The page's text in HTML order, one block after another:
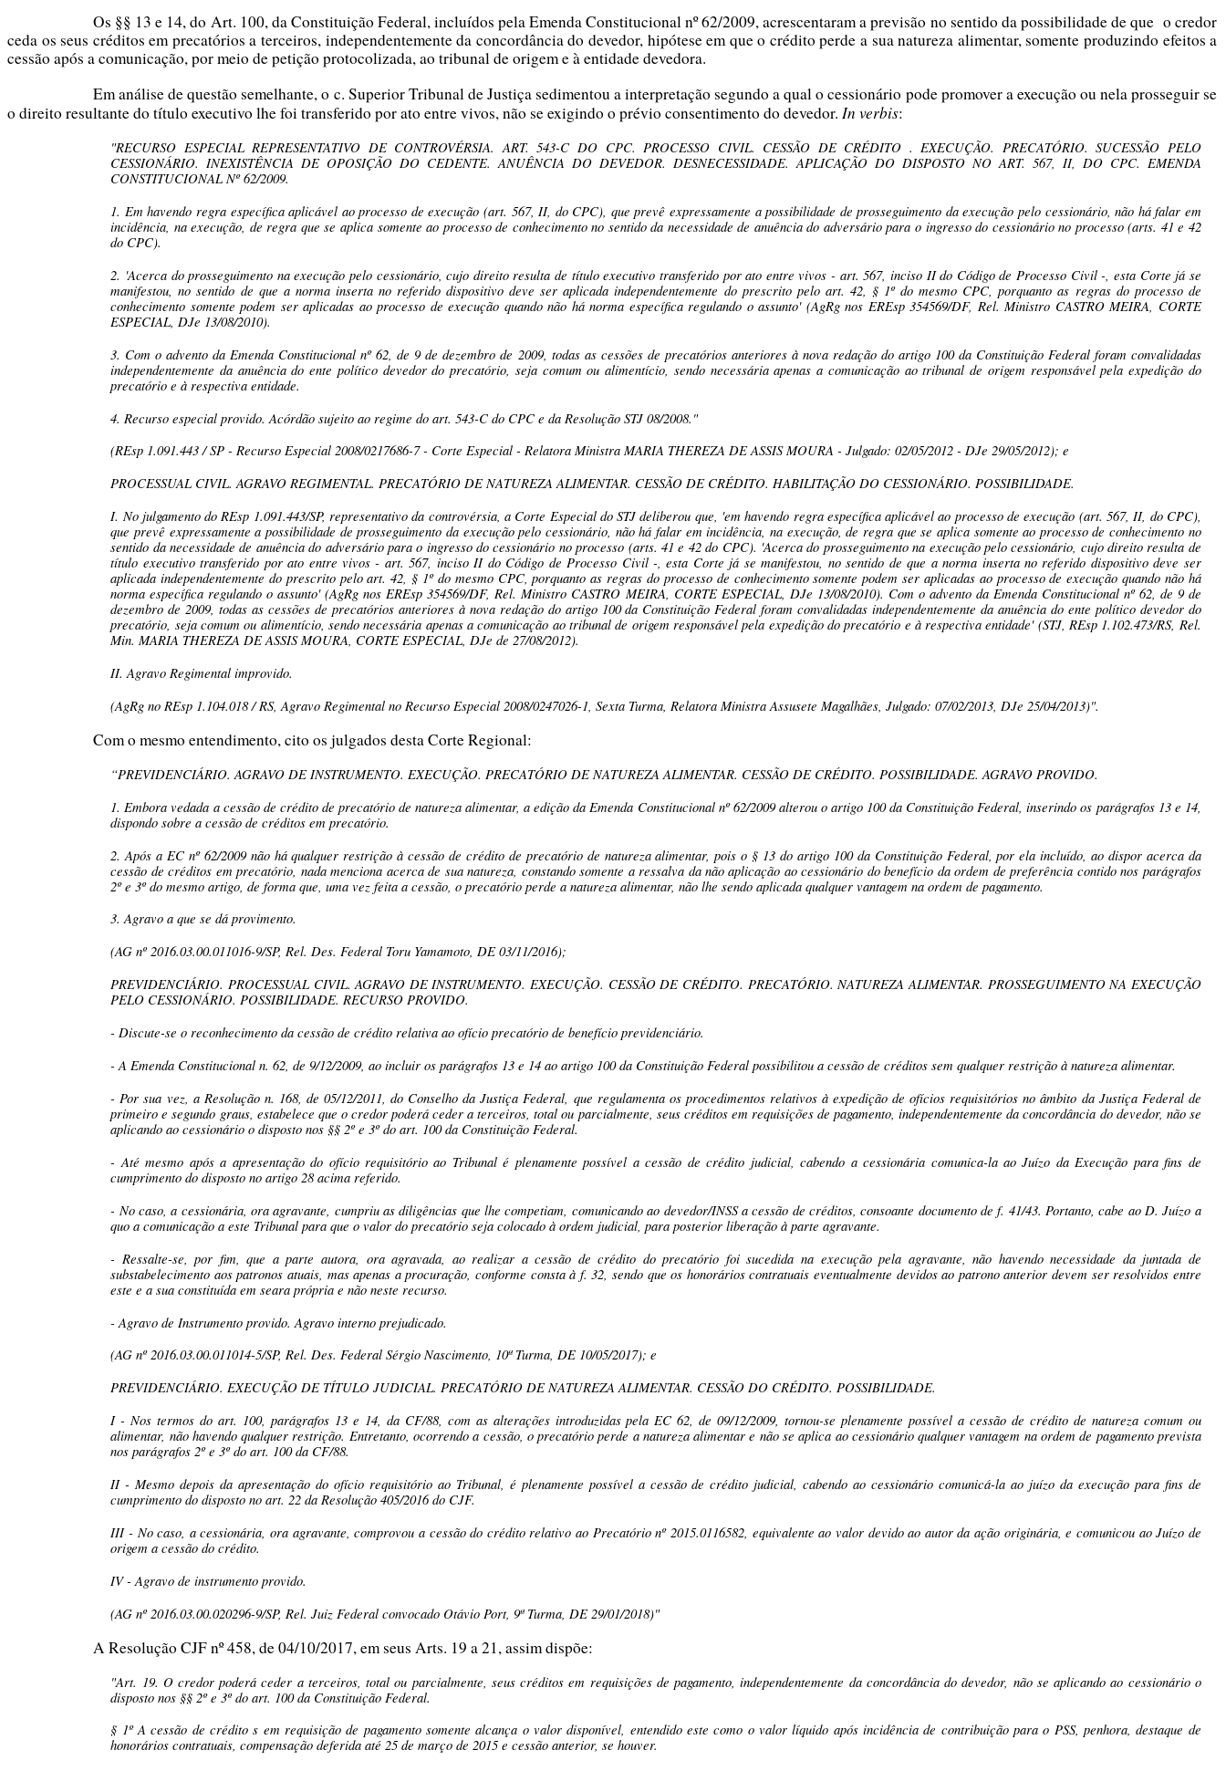
Os §§ 13 e 14, do Art. 100, da Constituição Federal, incluídos pela Emenda Constitucional nº 62/2009, acrescentaram a previsão no sentido da possibilidade de que o credor
ceda os seus créditos em precatórios a terceiros, independentemente da concordância do devedor, hipótese em que o crédito perde a sua natureza alimentar, somente produzindo efeitos a
cessão após a comunicação, por meio de petição protocolizada, ao tribunal de origem e à entidade devedora.
Em análise de questão semelhante, o c. Superior Tribunal de Justiça sedimentou a interpretação segundo a qual o cessionário pode promover a execução ou nela prosseguir se
o direito resultante do título executivo lhe foi transferido por ato entre vivos, não se exigindo o prévio consentimento do devedor. In verbis:
"RECURSO ESPECIAL REPRESENTATIVO DE CONTROVÉRSIA. ART. 543-C DO CPC. PROCESSO CIVIL. CESSÃO DE CRÉDITO . EXECUÇÃO. PRECATÓRIO. SUCESSÃO PELO
CESSIONÁRIO. INEXISTÊNCIA DE OPOSIÇÃO DO CEDENTE. ANUÊNCIA DO DEVEDOR. DESNECESSIDADE. APLICAÇÃO DO DISPOSTO NO ART. 567, II, DO CPC. EMENDA
CONSTITUCIONAL Nº 62/2009.
1. Em havendo regra específica aplicável ao processo de execução (art. 567, II, do CPC), que prevê expressamente a possibilidade de prosseguimento da execução pelo cessionário, não há falar em
incidência, na execução, de regra que se aplica somente ao processo de conhecimento no sentido da necessidade de anuência do adversário para o ingresso do cessionário no processo (arts. 41 e 42
do CPC).
2. 'Acerca do prosseguimento na execução pelo cessionário, cujo direito resulta de título executivo transferido por ato entre vivos - art. 567, inciso II do Código de Processo Civil -, esta Corte já se
manifestou, no sentido de que a norma inserta no referido dispositivo deve ser aplicada independentemente do prescrito pelo art. 42, § 1º do mesmo CPC, porquanto as regras do processo de
conhecimento somente podem ser aplicadas ao processo de execução quando não há norma específica regulando o assunto' (AgRg nos EREsp 354569/DF, Rel. Ministro CASTRO MEIRA, CORTE
ESPECIAL, DJe 13/08/2010).
3. Com o advento da Emenda Constitucional nº 62, de 9 de dezembro de 2009, todas as cessões de precatórios anteriores à nova redação do artigo 100 da Constituição Federal foram convalidadas
independentemente da anuência do ente político devedor do precatório, seja comum ou alimentício, sendo necessária apenas a comunicação ao tribunal de origem responsável pela expedição do
precatório e à respectiva entidade.
4. Recurso especial provido. Acórdão sujeito ao regime do art. 543-C do CPC e da Resolução STJ 08/2008."
(REsp 1.091.443 / SP - Recurso Especial 2008/0217686-7 - Corte Especial - Relatora Ministra MARIA THEREZA DE ASSIS MOURA - Julgado: 02/05/2012 - DJe 29/05/2012); e
PROCESSUAL CIVIL. AGRAVO REGIMENTAL. PRECATÓRIO DE NATUREZA ALIMENTAR. CESSÃO DE CRÉDITO. HABILITAÇÃO DO CESSIONÁRIO. POSSIBILIDADE.
I. No julgamento do REsp 1.091.443/SP, representativo da controvérsia, a Corte Especial do STJ deliberou que, 'em havendo regra específica aplicável ao processo de execução (art. 567, II, do CPC),
que prevê expressamente a possibilidade de prosseguimento da execução pelo cessionário, não há falar em incidência, na execução, de regra que se aplica somente ao processo de conhecimento no
sentido da necessidade de anuência do adversário para o ingresso do cessionário no processo (arts. 41 e 42 do CPC). 'Acerca do prosseguimento na execução pelo cessionário, cujo direito resulta de
título executivo transferido por ato entre vivos - art. 567, inciso II do Código de Processo Civil -, esta Corte já se manifestou, no sentido de que a norma inserta no referido dispositivo deve ser
aplicada independentemente do prescrito pelo art. 42, § 1º do mesmo CPC, porquanto as regras do processo de conhecimento somente podem ser aplicadas ao processo de execução quando não há
norma específica regulando o assunto' (AgRg nos EREsp 354569/DF, Rel. Ministro CASTRO MEIRA, CORTE ESPECIAL, DJe 13/08/2010). Com o advento da Emenda Constitucional nº 62, de 9 de
dezembro de 2009, todas as cessões de precatórios anteriores à nova redação do artigo 100 da Constituição Federal foram convalidadas independentemente da anuência do ente político devedor do
precatório, seja comum ou alimentício, sendo necessária apenas a comunicação ao tribunal de origem responsável pela expedição do precatório e à respectiva entidade' (STJ, REsp 1.102.473/RS, Rel.
Min. MARIA THEREZA DE ASSIS MOURA, CORTE ESPECIAL, DJe de 27/08/2012).
II. Agravo Regimental improvido.
(AgRg no REsp 1.104.018 / RS, Agravo Regimental no Recurso Especial 2008/0247026-1, Sexta Turma, Relatora Ministra Assusete Magalhães, Julgado: 07/02/2013, DJe 25/04/2013)".
Com o mesmo entendimento, cito os julgados desta Corte Regional:
“PREVIDENCIÁRIO. AGRAVO DE INSTRUMENTO. EXECUÇÃO. PRECATÓRIO DE NATUREZA ALIMENTAR. CESSÃO DE CRÉDITO. POSSIBILIDADE. AGRAVO PROVIDO.
1. Embora vedada a cessão de crédito de precatório de natureza alimentar, a edição da Emenda Constitucional nº 62/2009 alterou o artigo 100 da Constituição Federal, inserindo os parágrafos 13 e 14,
dispondo sobre a cessão de créditos em precatório.
2. Após a EC nº 62/2009 não há qualquer restrição à cessão de crédito de precatório de natureza alimentar, pois o § 13 do artigo 100 da Constituição Federal, por ela incluído, ao dispor acerca da
cessão de créditos em precatório, nada menciona acerca de sua natureza, constando somente a ressalva da não aplicação ao cessionário do benefício da ordem de preferência contido nos parágrafos
2º e 3º do mesmo artigo, de forma que, uma vez feita a cessão, o precatório perde a natureza alimentar, não lhe sendo aplicada qualquer vantagem na ordem de pagamento.
3. Agravo a que se dá provimento.
(AG nº 2016.03.00.011016-9/SP, Rel. Des. Federal Toru Yamamoto, DE 03/11/2016);
PREVIDENCIÁRIO. PROCESSUAL CIVIL. AGRAVO DE INSTRUMENTO. EXECUÇÃO. CESSÃO DE CRÉDITO. PRECATÓRIO. NATUREZA ALIMENTAR. PROSSEGUIMENTO NA EXECUÇÃO
PELO CESSIONÁRIO. POSSIBILIDADE. RECURSO PROVIDO.
- Discute-se o reconhecimento da cessão de crédito relativa ao ofício precatório de benefício previdenciário.
- A Emenda Constitucional n. 62, de 9/12/2009, ao incluir os parágrafos 13 e 14 ao artigo 100 da Constituição Federal possibilitou a cessão de créditos sem qualquer restrição à natureza alimentar.
- Por sua vez, a Resolução n. 168, de 05/12/2011, do Conselho da Justiça Federal, que regulamenta os procedimentos relativos à expedição de ofícios requisitórios no âmbito da Justiça Federal de
primeiro e segundo graus, estabelece que o credor poderá ceder a terceiros, total ou parcialmente, seus créditos em requisições de pagamento, independentemente da concordância do devedor, não se
aplicando ao cessionário o disposto nos §§ 2º e 3º do art. 100 da Constituição Federal.
- Até mesmo após a apresentação do ofício requisitório ao Tribunal é plenamente possível a cessão de crédito judicial, cabendo a cessionária comunica-la ao Juízo da Execução para fins de
cumprimento do disposto no artigo 28 acima referido.
- No caso, a cessionária, ora agravante, cumpriu as diligências que lhe competiam, comunicando ao devedor/INSS a cessão de créditos, consoante documento de f. 41/43. Portanto, cabe ao D. Juízo a
quo a comunicação a este Tribunal para que o valor do precatório seja colocado à ordem judicial, para posterior liberação à parte agravante.
- Ressalte-se, por fim, que a parte autora, ora agravada, ao realizar a cessão de crédito do precatório foi sucedida na execução pela agravante, não havendo necessidade da juntada de
substabelecimento aos patronos atuais, mas apenas a procuração, conforme consta à f. 32, sendo que os honorários contratuais eventualmente devidos ao patrono anterior devem ser resolvidos entre
este e a sua constituída em seara própria e não neste recurso.
- Agravo de Instrumento provido. Agravo interno prejudicado.
(AG nº 2016.03.00.011014-5/SP, Rel. Des. Federal Sérgio Nascimento, 10ª Turma, DE 10/05/2017); e
PREVIDENCIÁRIO. EXECUÇÃO DE TÍTULO JUDICIAL. PRECATÓRIO DE NATUREZA ALIMENTAR. CESSÃO DO CRÉDITO. POSSIBILIDADE.
I - Nos termos do art. 100, parágrafos 13 e 14, da CF/88, com as alterações introduzidas pela EC 62, de 09/12/2009, tornou-se plenamente possível a cessão de crédito de natureza comum ou
alimentar, não havendo qualquer restrição. Entretanto, ocorrendo a cessão, o precatório perde a natureza alimentar e não se aplica ao cessionário qualquer vantagem na ordem de pagamento prevista
nos parágrafos 2º e 3º do art. 100 da CF/88.
II - Mesmo depois da apresentação do ofício requisitório ao Tribunal, é plenamente possível a cessão de crédito judicial, cabendo ao cessionário comunicá-la ao juízo da execução para fins de
cumprimento do disposto no art. 22 da Resolução 405/2016 do CJF.
III - No caso, a cessionária, ora agravante, comprovou a cessão do crédito relativo ao Precatório nº 2015.0116582, equivalente ao valor devido ao autor da ação originária, e comunicou ao Juízo de
origem a cessão do crédito.
IV - Agravo de instrumento provido.
(AG nº 2016.03.00.020296-9/SP, Rel. Juiz Federal convocado Otávio Port, 9ª Turma, DE 29/01/2018)"
A Resolução CJF nº 458, de 04/10/2017, em seus Arts. 19 a 21, assim dispõe:
"Art. 19. O credor poderá ceder a terceiros, total ou parcialmente, seus créditos em requisições de pagamento, independentemente da concordância do devedor, não se aplicando ao cessionário o
disposto nos §§ 2º e 3º do art. 100 da Constituição Federal.
§ 1º A cessão de crédito s em requisição de pagamento somente alcança o valor disponível, entendido este como o valor líquido após incidência de contribuição para o PSS, penhora, destaque de
honorários contratuais, compensação deferida até 25 de março de 2015 e cessão anterior, se houver.